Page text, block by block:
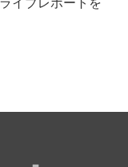
イブレポートを